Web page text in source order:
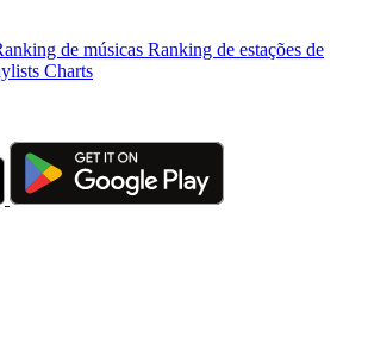
de músicas Ranking de estações de
Charts